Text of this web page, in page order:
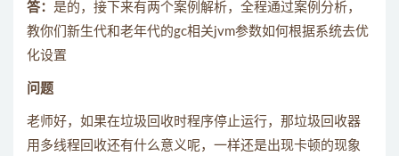
答： 是的，接下来有两个案例解析，全程通过案例分析，
教你们新生代和老年代的gc相关jvm参数如何根据系统去优
化设置
问题
老师好，如果在垃圾回收时程序停止运行，那垃圾回收器
用多线程回收还有什么意义呢，一样还是出现卡顿的现象